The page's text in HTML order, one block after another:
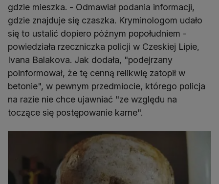
gdzie mieszka. - Odmawiał podania informacji,
gdzie znajduje się czaszka. Kryminologom udało
się to ustalić dopiero późnym popołudniem -
powiedziała rzeczniczka policji w Czeskiej Lipie,
Ivana Balakova. Jak dodała, "podejrzany
poinformował, że tę cenną relikwię zatopił w
betonie", w pewnym przedmiocie, którego policja
na razie nie chce ujawniać "ze względu na
toczące się postępowanie karne".